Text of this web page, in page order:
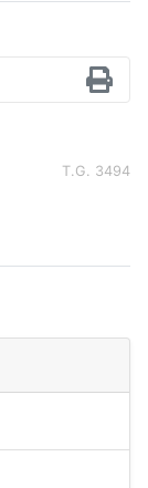
T.G. 3494